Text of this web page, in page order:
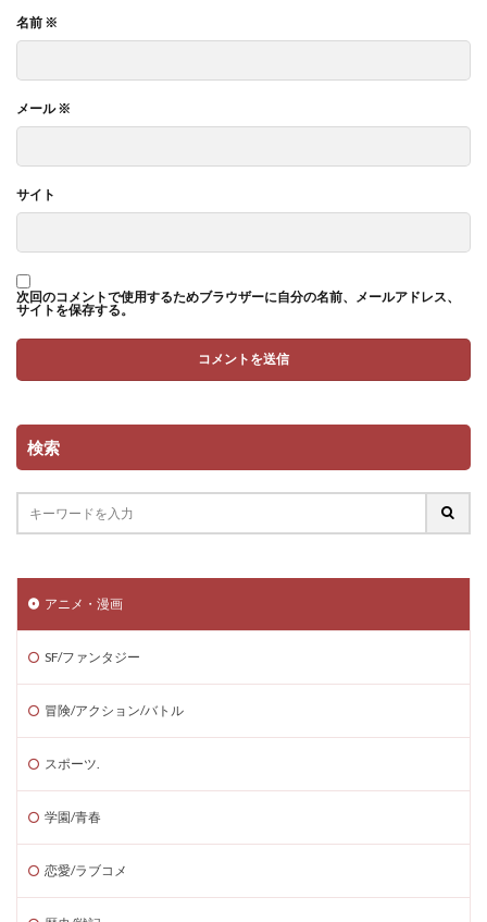
名前 ※
メール※
サイト
次回のコメントで使用するためブラウザーに自分の名前、メールアドレス、
サイトを保存する。
検索
アニメ・漫画
SF/ファンタジー
冒険/アクション/バトル
スポーツ.
学園/青春
恋愛/ラブコメ